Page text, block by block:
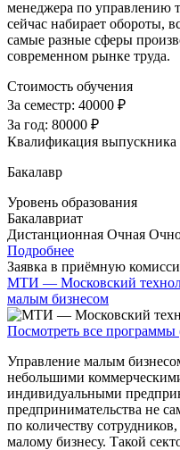
менеджера по управлению
сейчас набирает обороты,
самые разные сферы
современном рынке труда.
Стоимость обучения
За семестр: 40000 ₽
За год: 80000 ₽
Квалификация выпускника
Бакалавр
Уровень образования
Бакалавриат
Дистанционная Очная
Подробнее
Заявка в приёмную
МТИ — Московский
малым бизнесом
Посмотреть все программы
Управление малым
небольшими
индивидуальными
предпринимательства не
по количеству
малому бизнесу. Такой